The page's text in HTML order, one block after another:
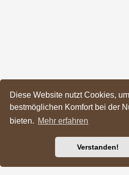
Diese Website nutzt Cookies,
bestmöglichen Komfort bei der
bieten. Mehr erfahren
Verstanden!